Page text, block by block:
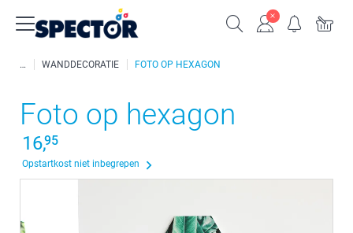
WANDDECORATIE FOTO OP HEXAGON
Foto op hexagon
16,95
Opstartkost niet inbegrepen